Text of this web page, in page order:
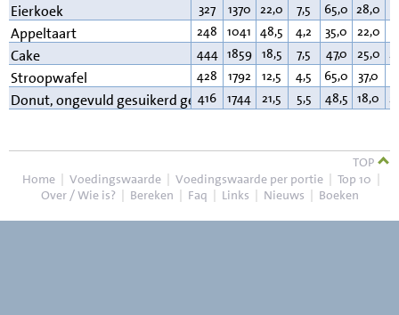
Eierkoek 327 1370 22,0 7,5 65,0 28,0
Appeltaart 248 1041 48,5 4,2 35,0 22,0
Cake 444 1859 18,5 7,5 47,0 25,0
Stroopwafel 428 1792 12,5 4,5 65,0 37,0
Donut, ongevuld gesuikerd gem.
416 1744 21,5 5,5 48,5 18,0
TOP
Home | Voedingswaarde | Voedingswaarde per portie | Top 10 |
Over / Wie is? | Bereken | Faq | Links | Nieuws | Boeken